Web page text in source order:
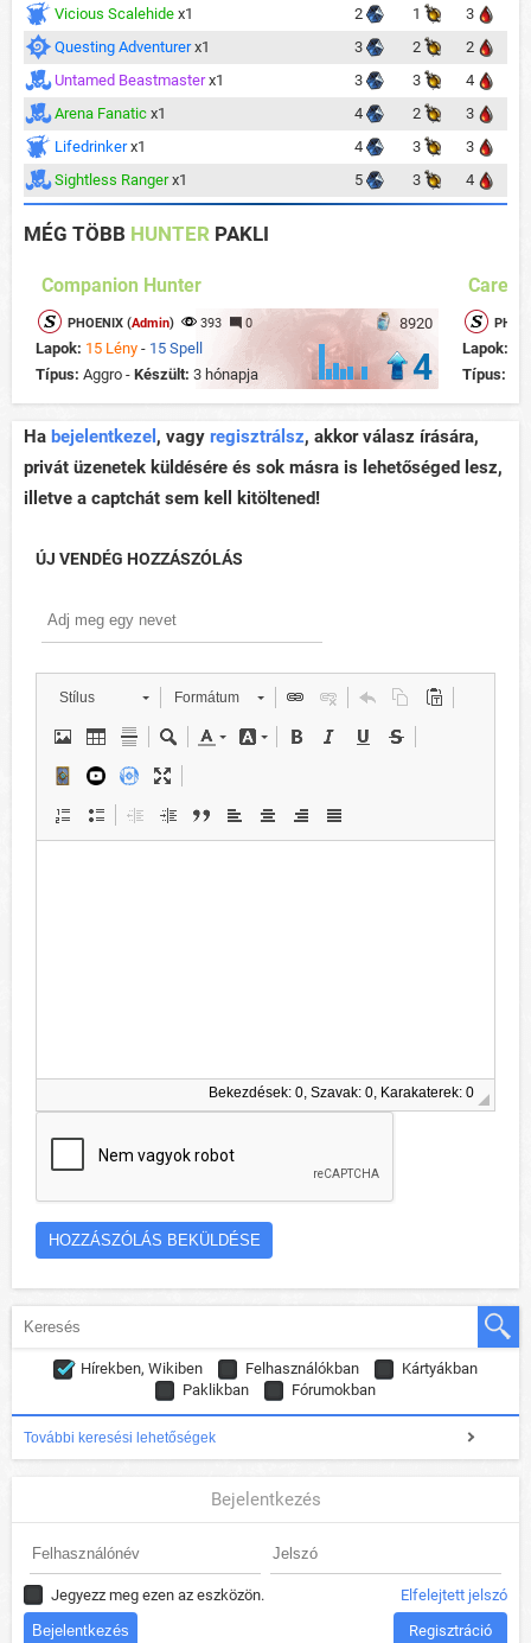
Vicious Scalehide x1 2 1
3
Questing Adventurer x1 3 2
2
Untamed Beastmaster x1 3 3
4
Arena Fanatic x1 4 2
3
Lifedrinker x1 4 3
3
Sightless Ranger x1 5 3 4
MÉG TÖBB HUNTER PAKLI
Companion Hunter
8920
PHOENIX (Admin) 393 0
Lapok: 15 Lény - 15 Spell
Típus: Aggro - Készült: 3 hónapja 4 Lapok:
Típus:
Ha bejelentkezel , vagy regisztrálsz, akkor válasz írására,
privát üzenetek küldésére és sok másra is lehetőséged lesz,
illetve a captchát sem kell kitöltened!
ÚJ VENDÉG HOZZÁSZÓLÁS
Stílus Formátum
Bekezdések: 0, Szavak: 0, Karakaterek: 0
Hírekben, Wikiben Felhasználókban
Kártyákban
Paklikban
Fórumokban
További keresési lehetőségek
Bejelentkezés
Jegyezz meg ezen az eszközön. Elfelejtett jelszó
Regisztráció